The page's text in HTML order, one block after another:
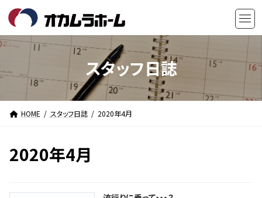
テ
ン
へ
キ
ゲ
ー
ョ
に
スタッフ日誌
HOME スタッフ日誌 2020年4月
2020年4月